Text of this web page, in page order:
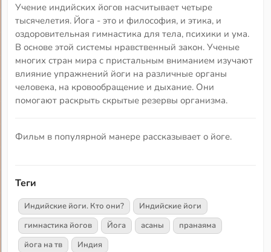
Учение индийских йогов насчитывает четыре
тысячелетия. Йога - это и философия, и этика, и
оздоровительная гимнастика для тела, психики и ума.
В основе этой системы нравственный закон. Ученые
многих стран мира с пристальным вниманием изучают
влияние упражнений йоги на различные органы
человека, на кровообращение и дыхание. Они
помогают раскрыть скрытые резервы организма.
Фильм в популярной манере рассказывает о йоге.
Теги
Индийские йоги. Кто они?
Индийские йоги
гимнастика йогов
Йога асаны
пранаяма
йога на тв
Индия